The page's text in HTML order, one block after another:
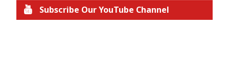
Subscribe Our YouTube Channel